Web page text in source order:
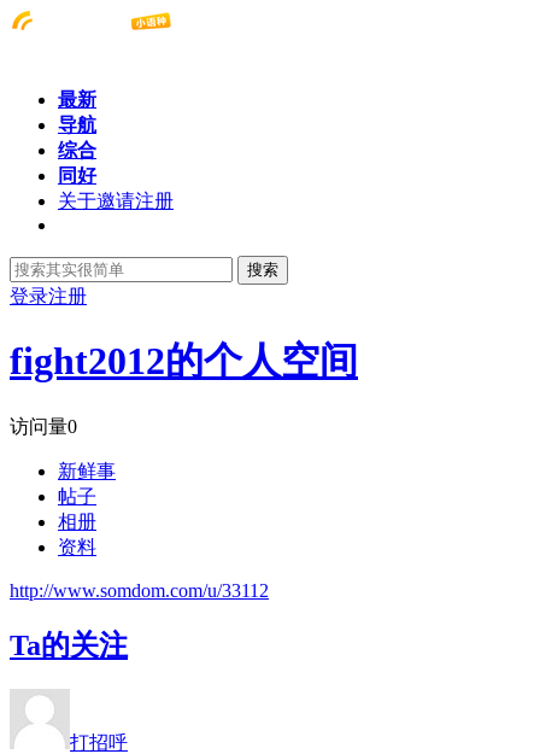
最新
导航
综合
同好
关于邀请注册
搜索
登录注册
fight2012的个人空间
访问量0
新鲜事
帖子
相册
资料
http://www.somdom.com/u/33112
Ta的关注
打招呼